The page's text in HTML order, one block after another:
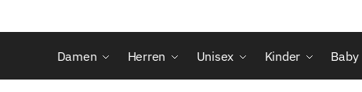
Damen Herren Unisex Kinder Baby